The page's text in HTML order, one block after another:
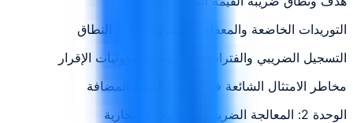
التوريدات الخاضعة والمعفاة والصفرية وخارج النطاق
التسجيل الضريبي والفترات الضريبية ومسؤوليات الإقرار
مخاطر الامتثال الشائعة في ضريبة القيمة المضافة
الوحدة 2: المعالجة الضريبية للمعاملات التجارية